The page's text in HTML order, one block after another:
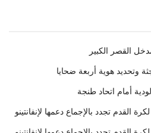
القصر الكبير
أمام اتحاد طنجة
القدم تجدد بالإجماع دعمها لإنفانتينو